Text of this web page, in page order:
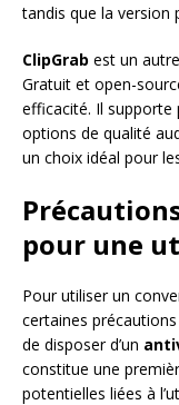
tandis que la version
ClipGrab est un
Gratuit et open-
efficacité. Il supporte
options de qualité
un choix idéal pour
pour une
Pour utiliser un
certaines
de disposer d’un
constitue une
potentielles liées à